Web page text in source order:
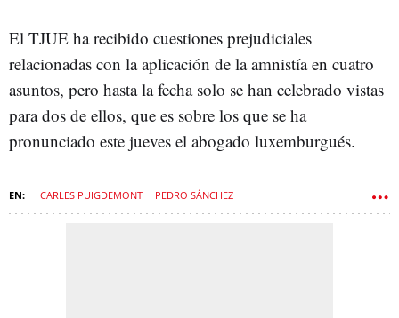
El TJUE ha recibido cuestiones prejudiciales
relacionadas con la aplicación de la amnistía en cuatro
asuntos, pero hasta la fecha solo se han celebrado vistas
para dos de ellos, que es sobre los que se ha
pronunciado este jueves el abogado luxemburgués.
CARLES PUIGDEMONT PEDRO SÁNCHEZ